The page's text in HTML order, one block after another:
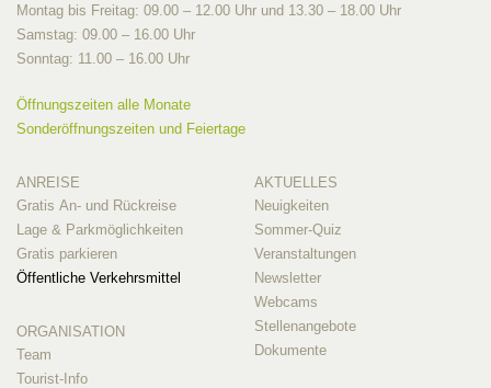
Montag bis Freitag: 09.00 – 12.00 Uhr und 13.30 – 18.00 Uhr
Samstag: 09.00 – 16.00 Uhr
Sonntag: 11.00 – 16.00 Uhr
Öffnungszeiten alle Monate
Sonderöffnungszeiten und Feiertage
ANREISE
Gratis An- und Rückreise
Lage & Parkmöglichkeiten
Gratis parkieren
Öffentliche Verkehrsmittel
ORGANISATION
Team
Tourist-Info
AKTUELLES
Neuigkeiten
Sommer-Quiz
Veranstaltungen
Newsletter
Webcams
Stellenangebote
Dokumente